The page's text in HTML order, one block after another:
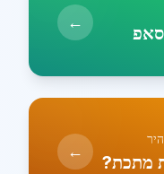
←
מתכת? ←